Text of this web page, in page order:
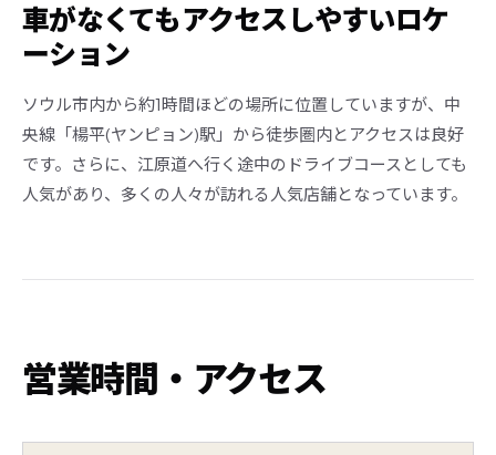
車がなくてもアクセスしやすいロケ
ーション
ソウル市内から約1時間ほどの場所に位置していますが、中
央線「楊平(ヤンピョン)駅」から徒歩圏内とアクセスは良好
です。さらに、江原道へ行く途中のドライブコースとしても
人気があり、多くの人々が訪れる人気店舗となっています。
営業時間・アクセス